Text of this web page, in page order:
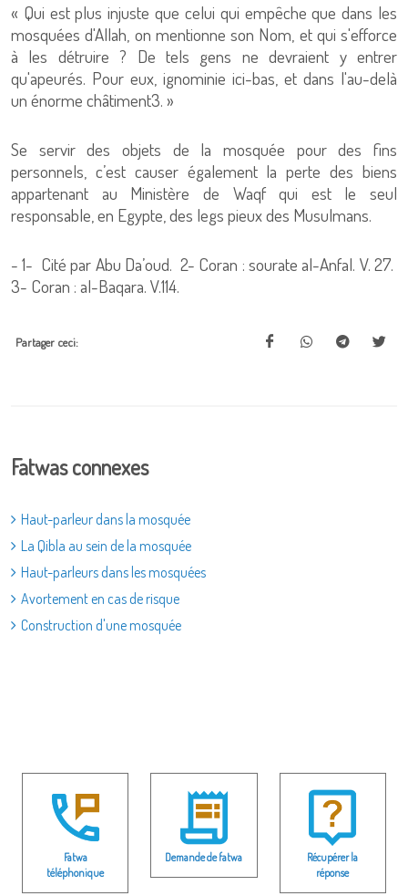
« Qui est plus injuste que celui qui empêche que dans les
mosquées d'Allah, on mentionne son Nom, et qui s'efforce
à les détruire ? De tels gens ne devraient y entrer
qu'apeurés. Pour eux, ignominie ici-bas, et dans l'au-delà
un énorme châtiment3. »
Se servir des objets de la mosquée pour des fins
personnels, c’est causer également la perte des biens
appartenant au Ministère de Waqf qui est le seul
responsable, en Egypte, des legs pieux des Musulmans.
- 1- Cité par Abu Da’oud. 2- Coran : sourate al-Anfal. V. 27.
3- Coran : al-Baqara. V.114.
Partager ceci:
Fatwas connexes
Haut-parleur dans la mosquée
La Qibla au sein de la mosquée
Haut-parleurs dans les mosquées
Avortement en cas de risque
Construction d'une mosquée
Fatwa
téléphonique
Demande de fatwa
Récupérer la
réponse